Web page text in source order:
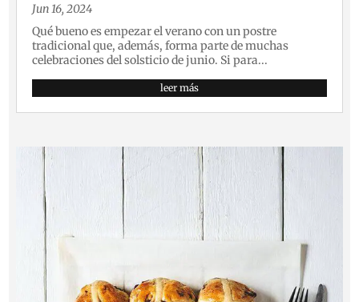
Jun 16, 2024
Qué bueno es empezar el verano con un postre
tradicional que, además, forma parte de muchas
celebraciones del solsticio de junio. Si para...
leer más